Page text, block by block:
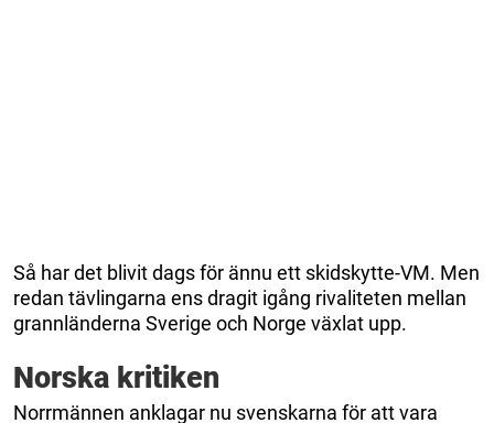
Så har det blivit dags för ännu ett skidskytte-VM. Men
redan tävlingarna ens dragit igång rivaliteten mellan
grannländerna Sverige och Norge växlat upp.
Norska kritiken
Norrmännen anklagar nu svenskarna för att vara